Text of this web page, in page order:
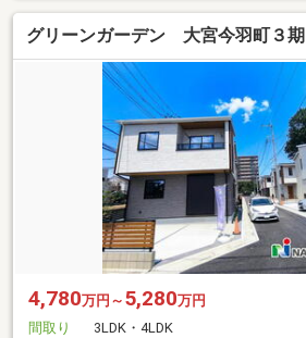
グリーンガーデン 大宮今羽町３期
4,780万円～ 5,280万円
間取り
3LDK・4LDK